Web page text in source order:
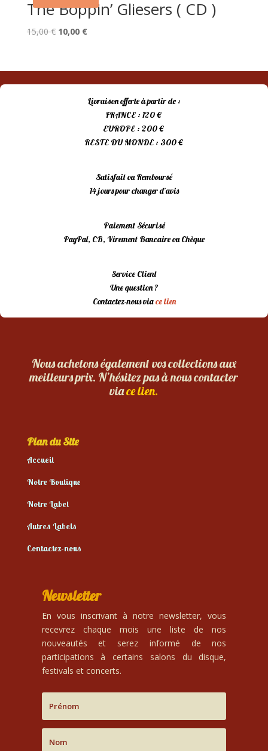
The Boppin’ Gliesers ( CD )
15,00€ Le
était :
15,00 €.
10,00 €Le
est :
10,00 €.
Livraison offerte à partir de :
FRANCE : 120 €
EUROPE : 200 €
RESTE DU MONDE : 300 €
Satisfait ou Remboursé
14 jours pour changer d’avis
Paiement Sécurisé
PayPal, CB, Virement Bancaire ou Chèque
Service Client
Une question ?
Contactez-nous viace lien
Nous achetons également vos collections aux
meilleurs prix. N’hésitez pas à nous contacter
viace lien.
Plan du Site
Accueil
Notre Boutique
Notre Label
Autres Labels
Contactez-nous
Newsletter
En vous inscrivant à notre newsletter, vous
recevrez chaque mois une liste de nos
nouveautés et serez informé de nos
participations à certains salons du disque,
festivals et concerts.